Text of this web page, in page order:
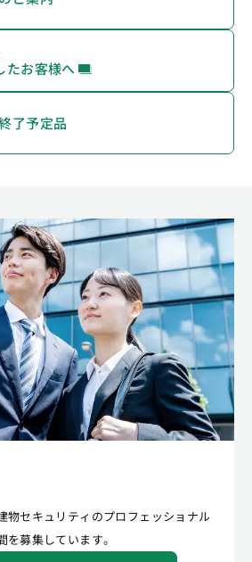
たお客様へ
了予定品
物セキュリティのプロフェッショナル
募集しています。